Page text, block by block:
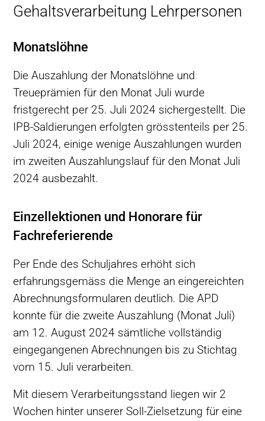
Gehaltsverarbeitung Lehrpersonen
Monatslöhne
Die Auszahlung der Monatslöhne und
Treueprämien für den Monat Juli wurde
fristgerecht per 25. Juli 2024 sichergestellt. Die
IPB-Saldierungen erfolgten grösstenteils per 25.
Juli 2024, einige wenige Auszahlungen wurden
im zweiten Auszahlungslauf für den Monat Juli
2024 ausbezahlt.
Einzellektionen und Honorare für
Fachreferierende
Per Ende des Schuljahres erhöht sich
erfahrungsgemäss die Menge an eingereichten
Abrechnungsformularen deutlich. Die APD
konnte für die zweite Auszahlung (Monat Juli)
am 12. August 2024 sämtliche vollständig
eingegangenen Abrechnungen bis zu Stichtag
vom 15. Juli verarbeiten.
Mit diesem Verarbeitungsstand liegen wir 2
Wochen hinter unserer Soll-Zielsetzung für eine